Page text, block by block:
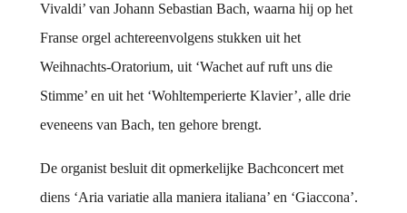
Vivaldi’ van Johann Sebastian Bach, waarna hij op het
Franse orgel achtereenvolgens stukken uit het
Weihnachts-Oratorium, uit ‘Wachet auf ruft uns die
Stimme’ en uit het ‘Wohltemperierte Klavier’, alle drie
eveneens van Bach, ten gehore brengt.
De organist besluit dit opmerkelijke Bachconcert met
diens ‘Aria variatie alla maniera italiana’ en ‘Giaccona’.